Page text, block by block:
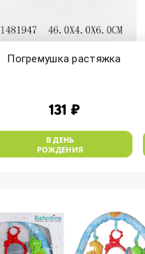
Погремушка растяжка
131 ₽
В ДЕНЬ
РОЖДЕНИЯ